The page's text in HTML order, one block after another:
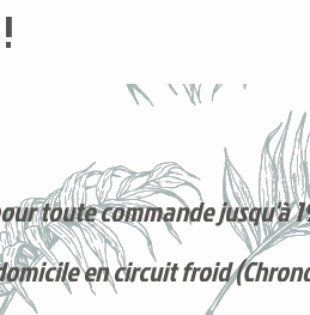
toute commande jusqu'à
en circuit froid